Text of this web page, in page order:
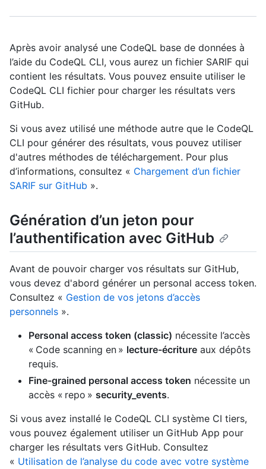
Après avoir analysé une CodeQL base de données à
l’aide du CodeQL CLI, vous aurez un fichier SARIF qui
contient les résultats. Vous pouvez ensuite utiliser le
CodeQL CLI fichier pour charger les résultats vers
GitHub.
Si vous avez utilisé une méthode autre que le CodeQL
CLI pour générer des résultats, vous pouvez utiliser
d'autres méthodes de téléchargement. Pour plus
d’informations, consultez « Chargement d’un fichier
SARIF sur GitHub ».
Génération d’un jeton pour
l’authentification avec GitHub
Avant de pouvoir charger vos résultats sur GitHub,
vous devez d'abord générer un personal access token.
Consultez « Gestion de vos jetons d’accès
personnels ».
Personal access token (classic) nécessite l’accès
« Code scanning en » lecture-écriture aux dépôts
requis.
Fine-grained personal access token nécessite un
accès « repo » security_events.
Si vous avez installé le CodeQL CLI système CI tiers,
vous pouvez également utiliser un GitHub App pour
charger les résultats vers GitHub. Consultez
« Utilisation de l’analyse du code avec votre système